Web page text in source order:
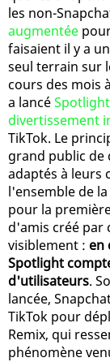
les non-
augmentée
faisaient il y a
seul terrain sur
cours des mois
a lancé
divertissement
TikTok. Le
grand public de
adaptés à leurs
l'ensemble de
pour la
d'amis créé par
visiblement : en
Spotlight
d'utilisateurs.
lancée,
TikTok pour
Remix, qui
phénomène